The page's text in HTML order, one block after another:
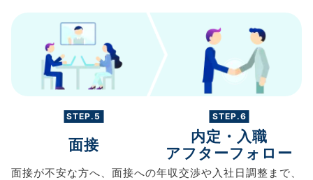
STEP.5
面接
面接が不安な方へ、 面接への
STEP.6
内定・入職
アフターフォロー
年収交渉や入社日調整まで、